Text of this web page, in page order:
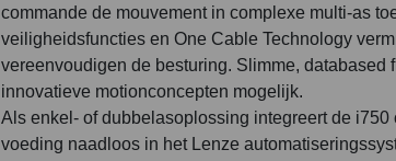
commande de mouvement in complexe multi-as
veiligheidsfuncties en One Cable Technology
vereenvoudigen de besturing. Slimme, databased
innovatieve motionconcepten mogelijk.
Als enkel- of dubbelasoplossing integreert de i750
voeding naadloos in het Lenze